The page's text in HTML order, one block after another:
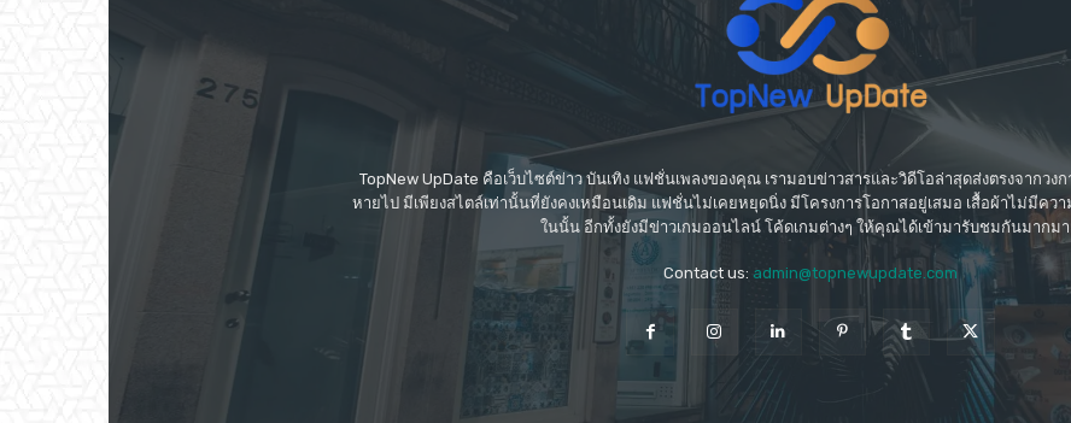
TopNew UpDate คือเว็บไซต์ข่าว บันเทิง แฟชั่นเพลงของคุณ เรามอบข่าวสารและวิดีโอล่าสุดส่งตรงจากว
หายไป มีเพียงสไตล์เท่านั้นที่ยังคงเหมือนเดิม แฟชั่นไม่เคยหยุดนิ่ง มีโครงการโอกาสอยู่เสมอ เสื้อผ้าไม่มีค
ในนั้น อีกทั้งยังมีข่าวเกมออนไลน์ โค้ดเกมต่างๆ ให้คุณได้เข้ามารับชมกันมากม
Contact us: admin@topnewupdate.com